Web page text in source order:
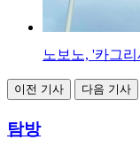
노보노, '카그
이전 기사 다음 기사
탐방